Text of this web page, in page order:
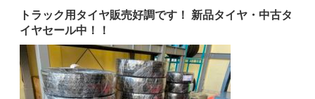
トラック用タイヤ販売好調です！ 新品タイヤ・中古タ
イヤセール中！！